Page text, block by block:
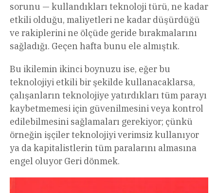
sorunu — kullandıkları teknoloji türü, ne kadar
etkili olduğu, maliyetleri ne kadar düşürdüğü
ve rakiplerini ne ölçüde geride bırakmalarını
sağladığı. Geçen hafta bunu ele almıştık.
Bu ikilemin ikinci boynuzu ise, eğer bu
teknolojiyi etkili bir şekilde kullanacaklarsa,
çalışanların teknolojiye yatırdıkları tüm parayı
kaybetmemesi için güvenilmesini veya kontrol
edilebilmesini sağlamaları gerekiyor; çünkü
örneğin işçiler teknolojiyi verimsiz kullanıyor
ya da kapitalistlerin tüm paralarını almasına
engel oluyor Geri dönmek.